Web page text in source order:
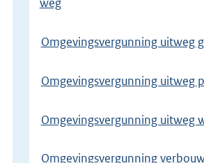
Omgevingsvergunning uitweg
Omgevingsvergunning uitweg
Omgevingsvergunning uitweg
Omgevingsvergunning